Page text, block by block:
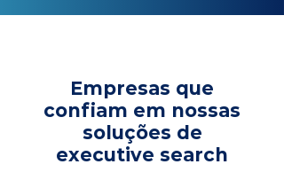
Empresas que
confiam em nossas
soluções de
executive search